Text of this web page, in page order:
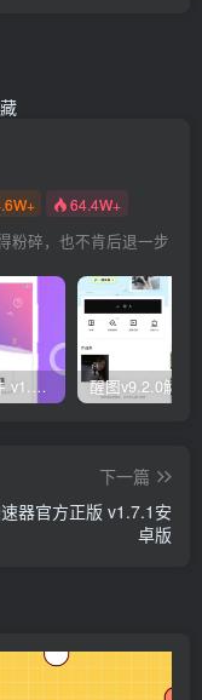
64.4W+
粉碎，也不肯后退一步
快视频制作软件 v1.1.1安卓版
下一篇
器官方正版 v1.7.1安
卓版